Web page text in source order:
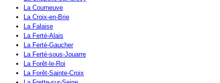
La Courneuve
La Croix-en-Brie
La Falaise
La Ferté-Alais
La Ferté-Gaucher
La Ferté-sous-Jouarre
La Forêt-le-Roi
La Forêt-Sainte-Croix